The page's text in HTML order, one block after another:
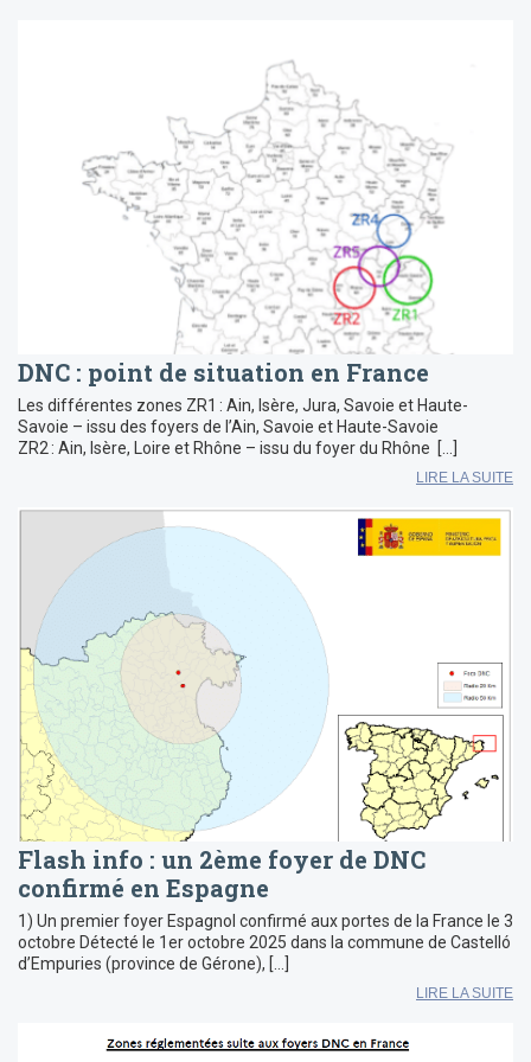
DNC : point de situation en France
Les différentes zones ZR1 : Ain, Isère, Jura, Savoie et Haute-
Savoie – issu des foyers de l’Ain, Savoie et Haute-Savoie
ZR2 : Ain, Isère, Loire et Rhône – issu du foyer du Rhône […]
LIRE LA SUITE
Flash info : un 2ème foyer de DNC
confirmé en Espagne
1) Un premier foyer Espagnol confirmé aux portes de la France le 3
octobre Détecté le 1er octobre 2025 dans la commune de Castelló
d’Empuries (province de Gérone), […]
LIRE LA SUITE